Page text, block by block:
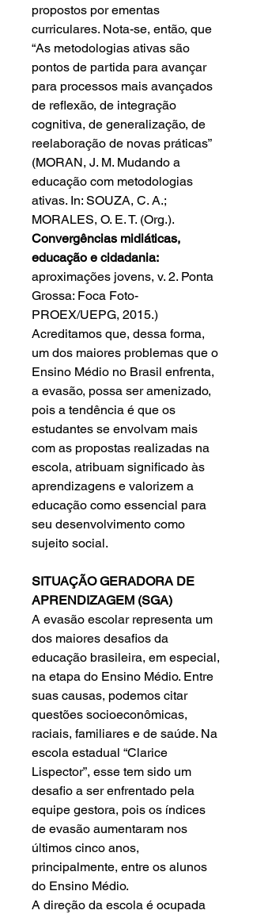
propostos por ementas
curriculares. Nota-se, então, que
“As metodologias ativas são
pontos de partida para avançar
para processos mais avançados
de reflexão, de integração
cognitiva, de generalização, de
reelaboração de novas práticas”
(MORAN, J. M. Mudando a
educação com metodologias
ativas. In: SOUZA, C. A.;
MORALES, O. E. T. (Org.).
Convergências midiáticas,
educação e cidadania:
aproximações jovens, v. 2. Ponta
Grossa: Foca Foto-
PROEX/UEPG, 2015.)
Acreditamos que, dessa forma,
um dos maiores problemas que o
Ensino Médio no Brasil enfrenta,
a evasão, possa ser amenizado,
pois a tendência é que os
estudantes se envolvam mais
com as propostas realizadas na
escola, atribuam significado às
aprendizagens e valorizem a
educação como essencial para
seu desenvolvimento como
sujeito social.
SITUAÇÃO GERADORA DE
APRENDIZAGEM (SGA)
A evasão escolar representa um
dos maiores desafios da
educação brasileira, em especial,
na etapa do Ensino Médio. Entre
suas causas, podemos citar
questões socioeconômicas,
raciais, familiares e de saúde. Na
escola estadual “Clarice
Lispector”, esse tem sido um
desafio a ser enfrentado pela
equipe gestora, pois os índices
de evasão aumentaram nos
últimos cinco anos,
principalmente, entre os alunos
do Ensino Médio.
A direção da escola é ocupada